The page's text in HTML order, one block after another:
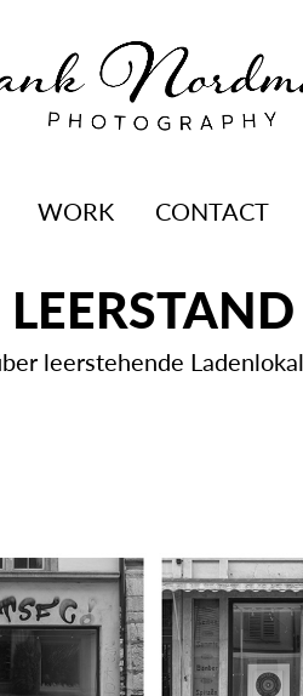
WORK CONTACT
LEERSTAND
leerstehende